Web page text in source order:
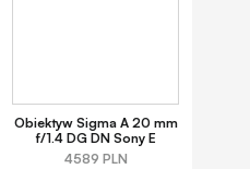
Obiektyw Sigma A 20 mm
f/1.4 DG DN Sony E
4589 PLN